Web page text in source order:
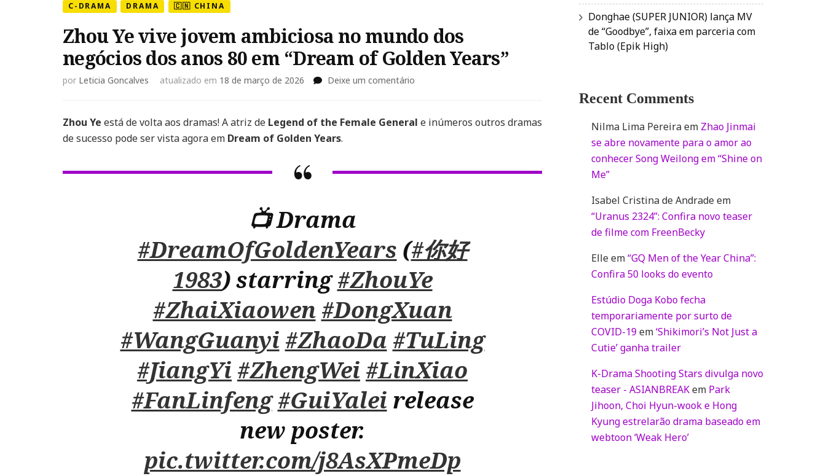
C-DRAMA DRAMA 🇨🇳 CHINA
Zhou Ye vive jovem ambiciosa no mundo dos
negócios dos anos 80 em “Dream of Golden Years”
por Leticia Goncalves atualizado em 18 de março de 2026 Deixe um comentário
vive
mundo
em
“Dream
of
Golden
Zhou Ye está de volta aos dramas! A atriz de Legend of the Female General e inúmeros outros dramas
de sucesso pode ser vista agora em Dream of Golden Years.
📺 Drama
#DreamOfGoldenYears (#你好
1983) starring#ZhouYe
#ZhaiXiaowen #DongXuan
#WangGuanyi #ZhaoDa #TuLing
#JiangYi #ZhengWei #LinXiao
#FanLinfeng #GuiYalei release
new poster.
pic.twitter.com/j8AsXPmeDp
Donghae (SUPER JUNIOR) lança MV
de “Goodbye”, faixa em parceria com
Tablo (Epik High)
Recent Comments
Nilma Lima Pereiraem Zhao Jinmai
se abre novamente para o amor ao
conhecer Song Weilong em “Shine on
Me”
Isabel Cristina de Andradeem
“Uranus 2324”: Confira novo teaser
de filme com FreenBecky
Elleem“GQ Men of the Year China”:
Confira 50 looks do evento
Estúdio Doga Kobo fecha
temporariamente por surto de
COVID-19em‘Shikimori’s Not Just a
Cutie’ ganha trailer
K-Drama Shooting Stars divulga novo
teaser - ASIANBREAKem Park
Jihoon, Choi Hyun-wook e Hong
Kyung estrelarão drama baseado em
webtoon ‘Weak Hero’